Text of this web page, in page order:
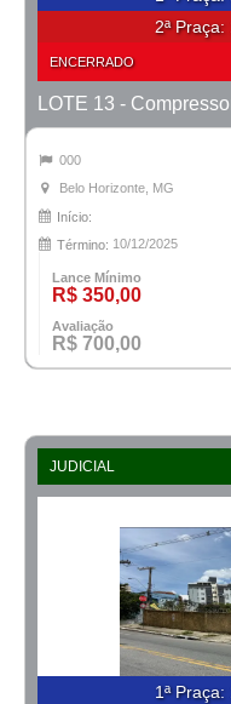
2ª Praça:
ENCERRADO
LOTE 13 -
000
Belo Horizonte, MG
Início:
Término: 10/12/2025
Lance Mínimo
R$ 350,00
Avaliação
R$ 700,00
JUDICIAL
1ª Praça: